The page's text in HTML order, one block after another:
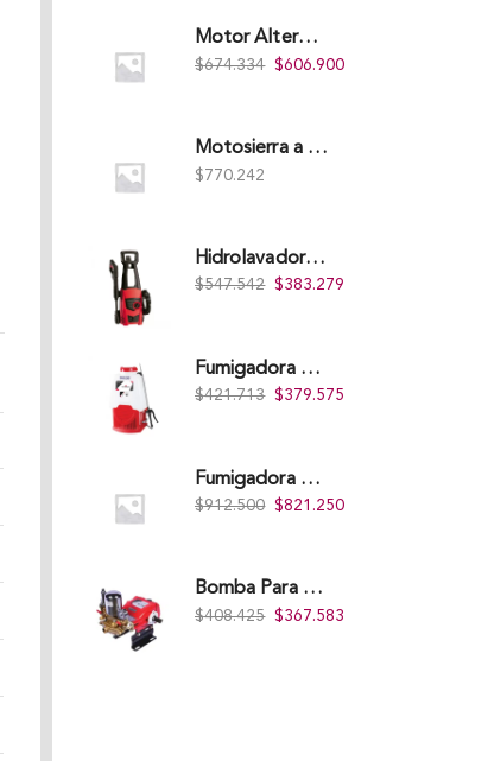
Motor Alterman Gasolina 4T, 6.5Hp Eje Cuña/Rosca 3/4", Xge65K.
$674.334 $606.900
Motosierra a Gasolina 52 Barra 20'' PD
$770.242
Hidrolavadora Eléctrica Takima 1.400W 1.600Psi, Tkepw-1600-A.
$547.542 $383.279
Fumigadora De Espalda Alterman A Baterí­a 12V/12Ah, 20Litros, Xkes20.
$421.713 $379.575
Fumigadora De Espalda Alterman Gasolina 2T, 26 Cc, Bomba Nylon Libre Mantenimiento, Tf900-A.
$912.500 $821.250
Bomba Para Fumigadora Estacionaria 22 Litros, Xp22-I.
$408.425 $367.583